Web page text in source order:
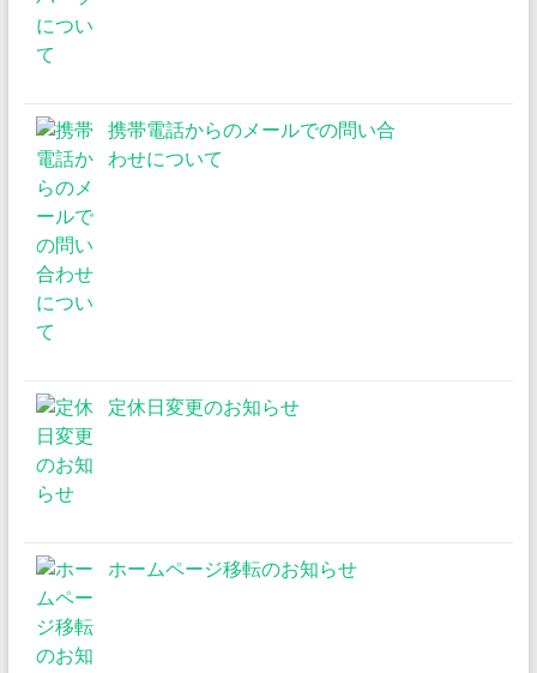
携帯電話からのメールでの問い合
わせについて
定休日変更のお知らせ
ホームページ移転のお知らせ